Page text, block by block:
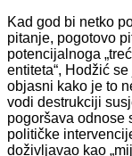
Kad god bi netko
pitanje, pogotovo
potencijalnoga
entiteta“, Hodžić
objasni kako je to
vodi destrukciji
pogoršava odnose
političke
doživljavao kao